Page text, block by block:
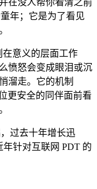
年；它是为了看见
在意义的层面工作
愤怒会变成眼泪或沉
溜走。它的机制
更安全的同伴面前看
过去十年增长迅
针对互联网 PDT 的